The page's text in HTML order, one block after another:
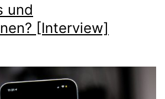
und
[Interview]